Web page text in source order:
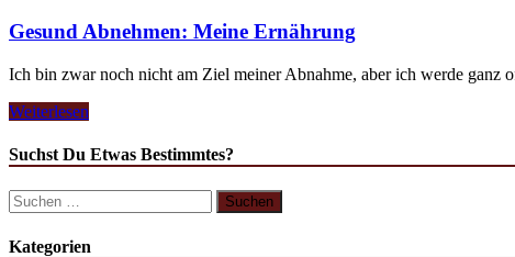
Gesund Abnehmen: Meine Ernährung
Ich bin zwar noch nicht am Ziel meiner Abnahme, aber ich werde ganz
Gesund
Meine
Ernährung
Weiterlesen
Suchst Du Etwas Bestimmtes?
Suchen
nach:
Kategorien